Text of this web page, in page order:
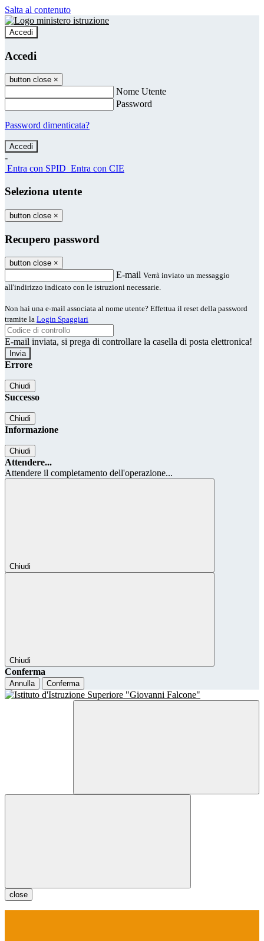
Salta al contenuto
Accedi
Accedi
button close ×
Nome Utente
Password
Password dimenticata?
-
Entra con SPID Entra con CIE
Seleziona utente
button close ×
Recupero password
button close ×
E-mail Verrà inviato un messaggio
all'indirizzo indicato con le istruzioni necessarie.
Non hai una e-mail associata al nome utente? Effettua il reset della password
tramite la Login Spaggiari
E-mail inviata, si prega di controllare la casella di posta elettronica!
Errore
Chiudi
Successo
Chiudi
Informazione
Chiudi
Attendere...
Attendere il completamento dell'operazione...
Chiudi
Chiudi
Conferma
Annulla Conferma
close